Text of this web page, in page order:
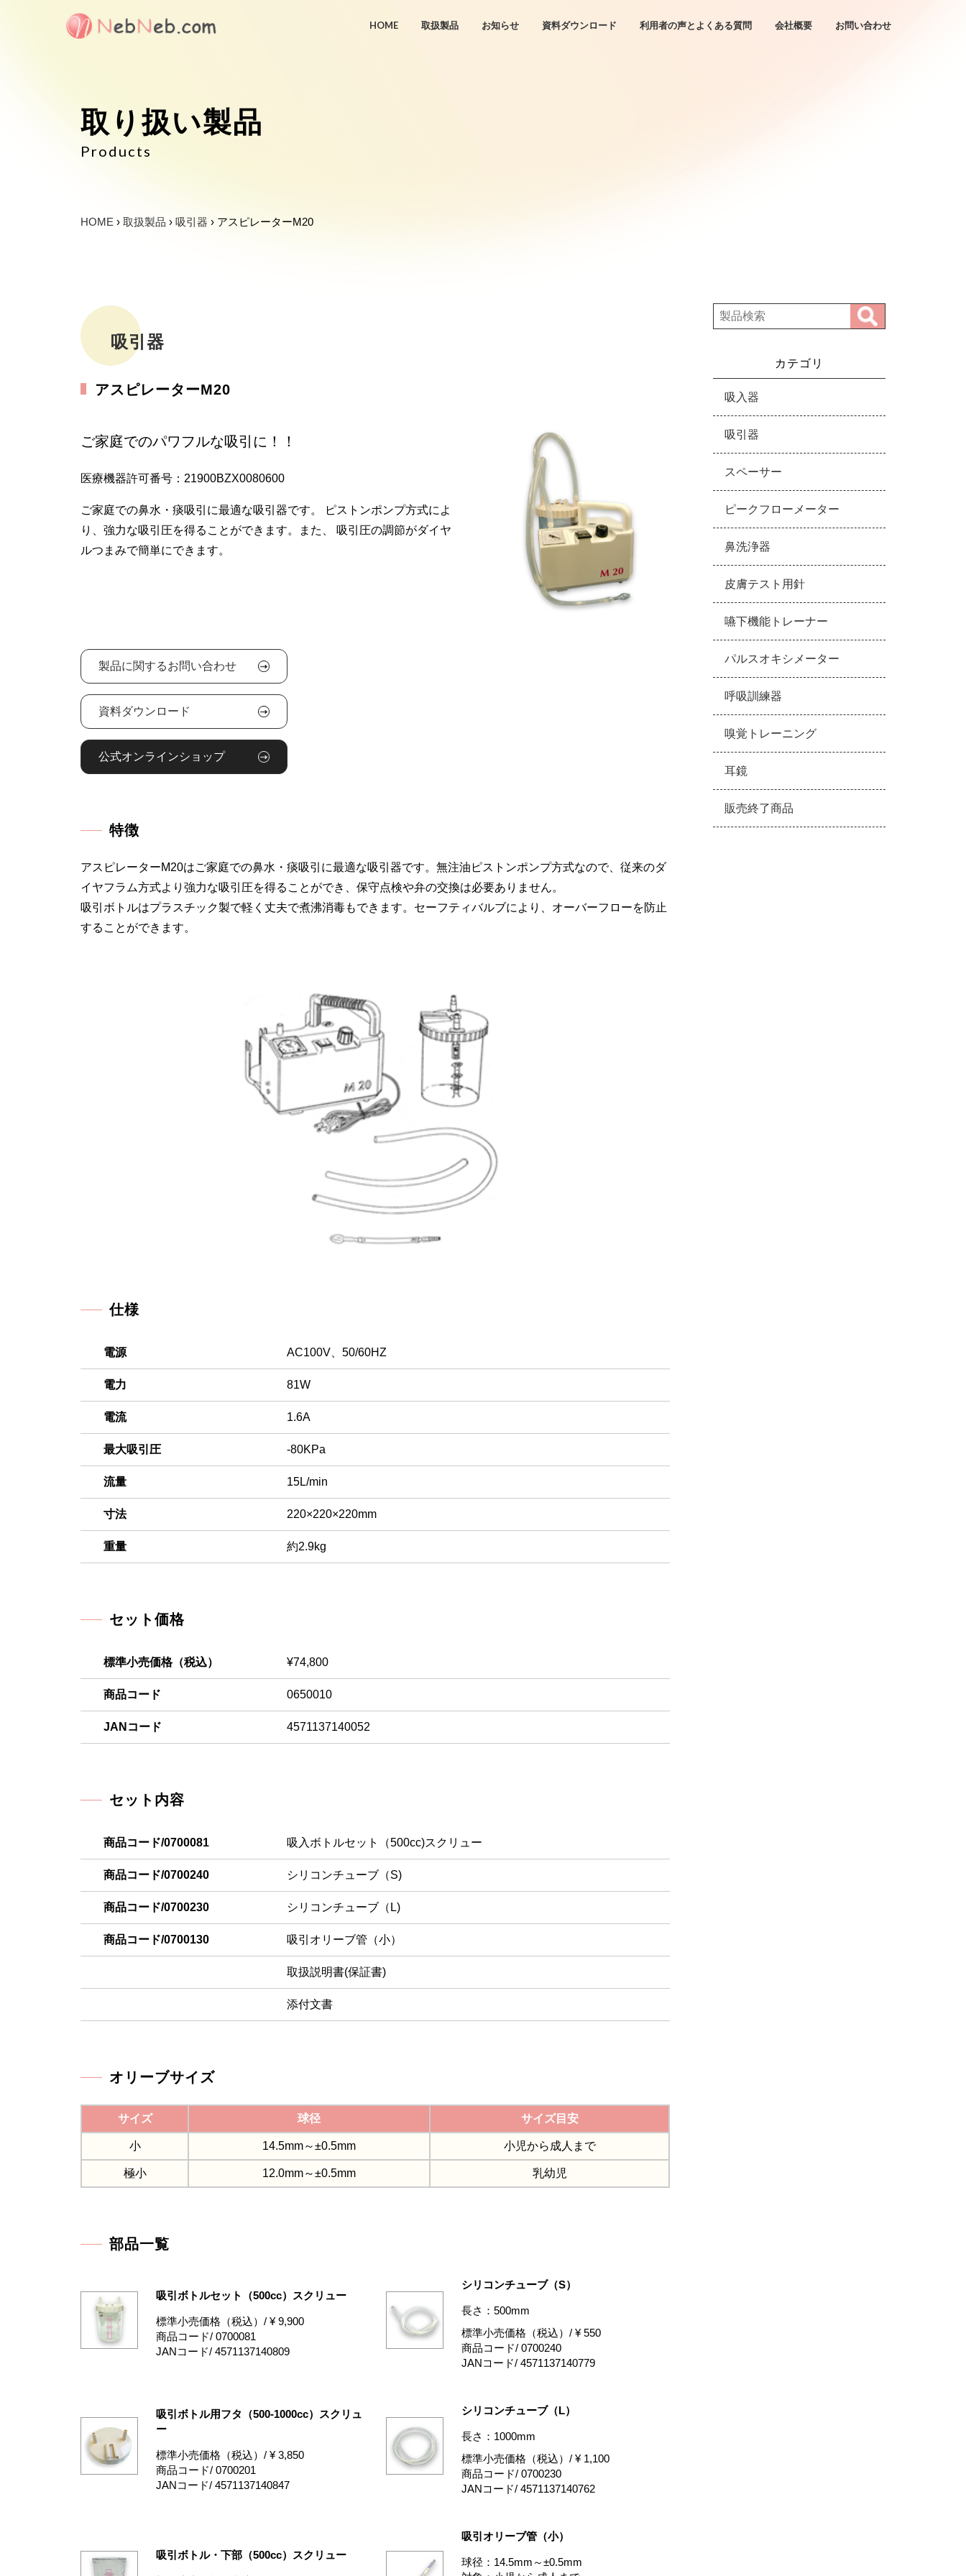
HOME 取扱製品 お知らせ 資料ダウンロード 利用者の声とよくある質問 会社概要 お問い合わせ
取り扱い製品
Products
HOME › 取扱製品 › 吸引器 › アスピレーターM20
吸引器
アスピレーターM20
ご家庭でのパワフルな吸引に！！
医療機器許可番号：21900BZX0080600
ご家庭での鼻水・痰吸引に最適な吸引器です。 ピストンポンプ方式によ
り、強力な吸引圧を得ることができます。また、 吸引圧の調節がダイヤ
ルつまみで簡単にできます。
製品に関するお問い合わせ
資料ダウンロード
公式オンラインショップ
特徴
アスピレーターM20はご家庭での鼻水・痰吸引に最適な吸引器です。無注油ピストンポンプ方式なので、従来のダ
イヤフラム方式より強力な吸引圧を得ることができ、保守点検や弁の交換は必要ありません。
吸引ボトルはプラスチック製で軽く丈夫で煮沸消毒もできます。セーフティバルブにより、オーバーフローを防止
することができます。
仕様
電源 AC100V、50/60HZ
電力 81W
電流 1.6A
最大吸引圧 -80KPa
流量 15L/min
寸法 220×220×220mm
重量 約2.9kg
セット価格
標準小売価格（税込） ¥74,800
商品コード 0650010
JANコード 4571137140052
セット内容
商品コード/0700081 吸入ボトルセット（500cc)スクリュー
商品コード/0700240 シリコンチューブ（S)
商品コード/0700230 シリコンチューブ（L)
商品コード/0700130 吸引オリーブ管（小）
取扱説明書(保証書)
添付文書
オリーブサイズ
サイズ 球径 サイズ目安
小 14.5mm～±0.5mm 小児から成人まで
極小 12.0mm～±0.5mm 乳幼児
部品一覧
吸引ボトルセット（500cc）スクリュー
標準小売価格（税込）/ ¥ 9,900
商品コード/ 0700081
JANコード/ 4571137140809
シリコンチューブ（S）
長さ：500mm
標準小売価格（税込）/ ¥ 550
商品コード/ 0700240
JANコード/ 4571137140779
吸引ボトル用フタ（500-1000cc）スクリュ
ー
標準小売価格（税込）/ ¥ 3,850
商品コード/ 0700201
JANコード/ 4571137140847
シリコンチューブ（L）
長さ：1000mm
標準小売価格（税込）/ ¥ 1,100
商品コード/ 0700230
JANコード/ 4571137140762
吸引ボトル・下部（500cc）スクリュー
吸引オリーブ管（小）
球径：14.5mm～±0.5mm
カテゴリ
吸入器
吸引器
スペーサー
ピークフローメーター
鼻洗浄器
皮膚テスト用針
嚥下機能トレーナー
パルスオキシメーター
呼吸訓練器
嗅覚トレーニング
耳鏡
販売終了商品